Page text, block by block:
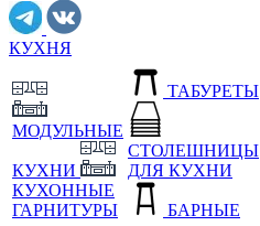
КУХНЯ
МОДУЛЬНЫЕ
КУХНИ
КУХОННЫЕ
ГАРНИТУРЫ
ТАБУРЕТЫ
СТОЛЕШНИЦЫ
ДЛЯ КУХНИ
БАРНЫЕ